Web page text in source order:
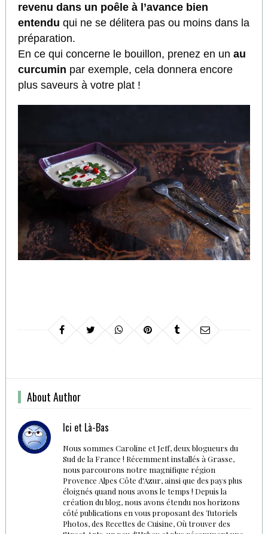
revenu dans un poêle à l’avance bien
entendu qui ne se délitera pas ou moins dans la
préparation.
En ce qui concerne le bouillon, prenez en un au
curcumin par exemple, cela donnera encore
plus saveurs à votre plat !
About Author
Ici et Là-Bas
Nous sommes Caroline et Jeff, deux blogueurs du
Sud de la France ! Récemment installés à Grasse,
nous parcourons notre magnifique région
Provence Alpes Côte d'Azur, ainsi que des pays plus
éloignés quand nous avons le temps ! Depuis la
création du blog, nous avons étendu nos horizons
côté publications en vous proposant des Tutoriels
Photos, des Recettes de Cuisine, Où trouver des